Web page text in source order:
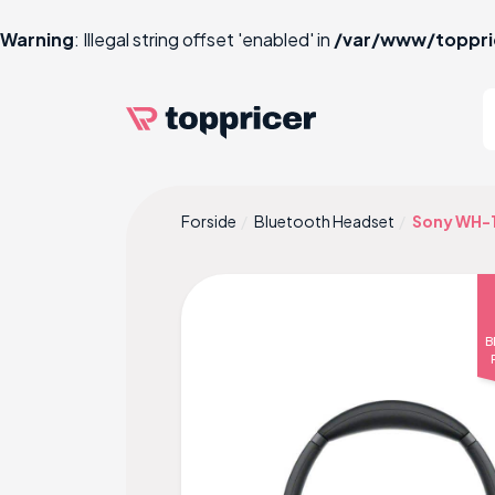
Warning: Illegal string offset 'enabled' in /var/www/
Forside Bluetooth Headset Sony